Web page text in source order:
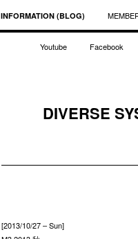
INFORMATION (BLOG)
Youtube Facebook
DIVERSE
[2013/10/27 – Sun]